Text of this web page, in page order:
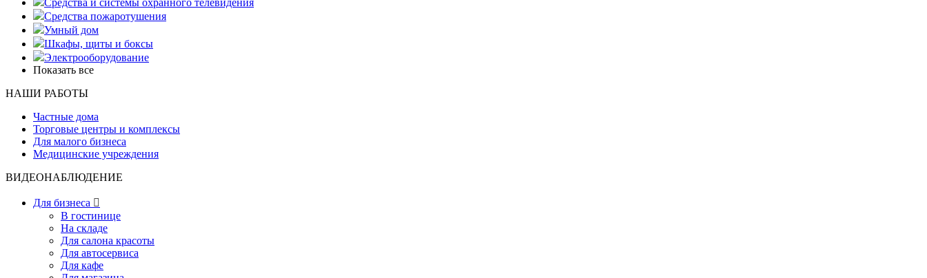
Средства и системы охранного телевидения
Средства пожаротушения
Умный дом
Шкафы, щиты и боксы
Электрооборудование
Показать все
НАШИ РАБОТЫ
Частные дома
Торговые центры и комплексы
Для малого бизнеса
Медицинские учреждения
ВИДЕОНАБЛЮДЕНИЕ
Для бизнеса 
В гостинице
На складе
Для салона красоты
Для автосервиса
Для кафе